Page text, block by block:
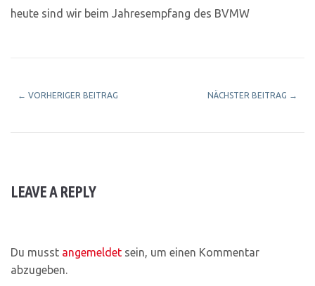
heute sind wir beim Jahresempfang des BVMW
← VORHERIGER BEITRAG NÄCHSTER BEITRAG →
LEAVE A REPLY
Du musst angemeldet sein, um einen Kommentar
abzugeben.